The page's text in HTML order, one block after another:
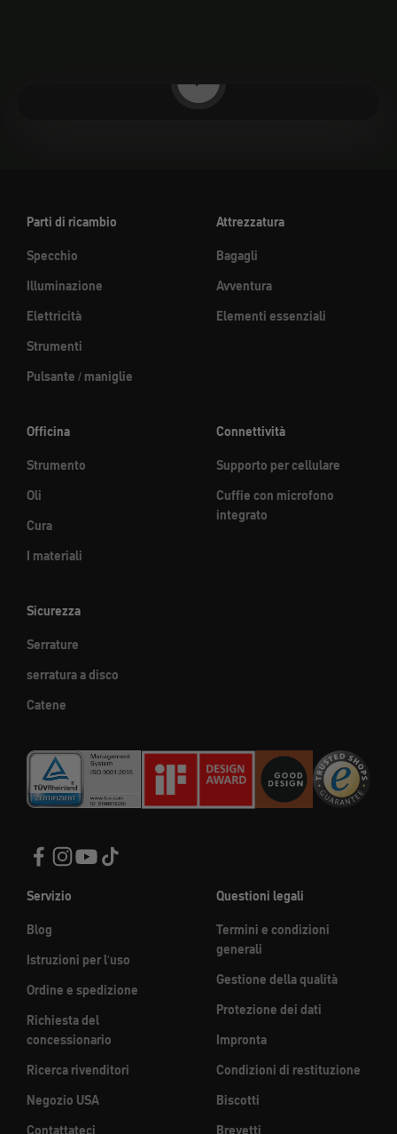
Parti di ricambio
Specchio
Illuminazione
Elettricità
Strumenti
Pulsante / maniglie
Attrezzatura
Bagagli
Avventura
Elementi essenziali
Officina
Strumento
Oli
Cura
I materiali
Connettività
Supporto per cellulare
Cuffie con microfono
integrato
Sicurezza
Serrature
serratura a disco
Catene
Servizio
Blog
Istruzioni per l'uso
Ordine e spedizione
Richiesta del
concessionario
Ricerca rivenditori
Negozio USA
Questioni legali
Termini e condizioni
generali
Gestione della qualità
Protezione dei dati
Impronta
Condizioni di restituzione
Biscotti